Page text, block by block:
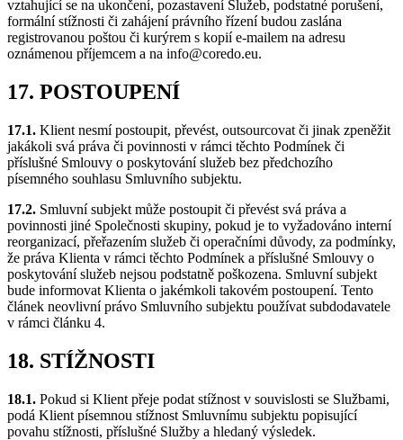
vztahující se na ukončení, pozastavení Služeb, podstatné porušení,
formální stížnosti či zahájení právního řízení budou zaslána
registrovanou poštou či kurýrem s kopií e-mailem na adresu
oznámenou příjemcem a na info@coredo.eu.
17. POSTOUPENÍ
17.1. Klient nesmí postoupit, převést, outsourcovat či jinak zpeněžit
jakákoli svá práva či povinnosti v rámci těchto Podmínek či
příslušné Smlouvy o poskytování služeb bez předchozího
písemného souhlasu Smluvního subjektu.
17.2. Smluvní subjekt může postoupit či převést svá práva a
povinnosti jiné Společnosti skupiny, pokud je to vyžadováno interní
reorganizací, přeřazením služeb či operačními důvody, za podmínky,
že práva Klienta v rámci těchto Podmínek a příslušné Smlouvy o
poskytování služeb nejsou podstatně poškozena. Smluvní subjekt
bude informovat Klienta o jakémkoli takovém postoupení. Tento
článek neovlivní právo Smluvního subjektu používat subdodavatele
v rámci článku 4.
18. STÍŽNOSTI
18.1. Pokud si Klient přeje podat stížnost v souvislosti se Službami,
podá Klient písemnou stížnost Smluvnímu subjektu popisující
povahu stížnosti, příslušné Služby a hledaný výsledek.